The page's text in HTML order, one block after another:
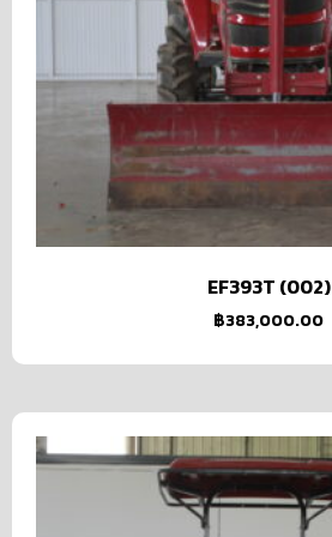
EF393T (002)
฿383,000.00